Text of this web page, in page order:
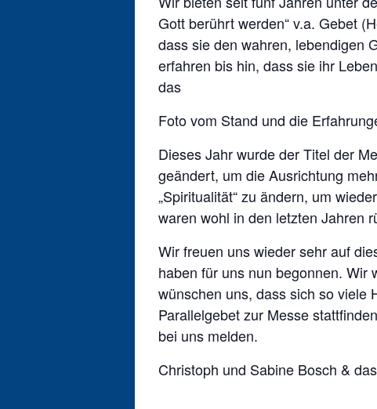
Gott berührt werden“ v.a. Gebet
dass sie den wahren, lebendigen
erfahren bis hin, dass sie ihr
das
Foto vom Stand und die
Dieses Jahr wurde der Titel der
geändert, um die Ausrichtung
„Spiritualität“ zu ändern, um
waren wohl in den letzten Jahren
Wir freuen uns wieder sehr auf
haben für uns nun begonnen. Wir
wünschen uns, dass sich so viele
Parallelgebet zur Messe
bei uns melden.
Christoph und Sabine Bosch &